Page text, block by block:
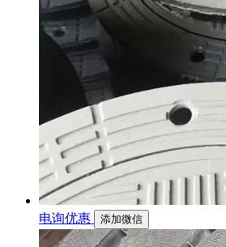
电询优惠 添加微信